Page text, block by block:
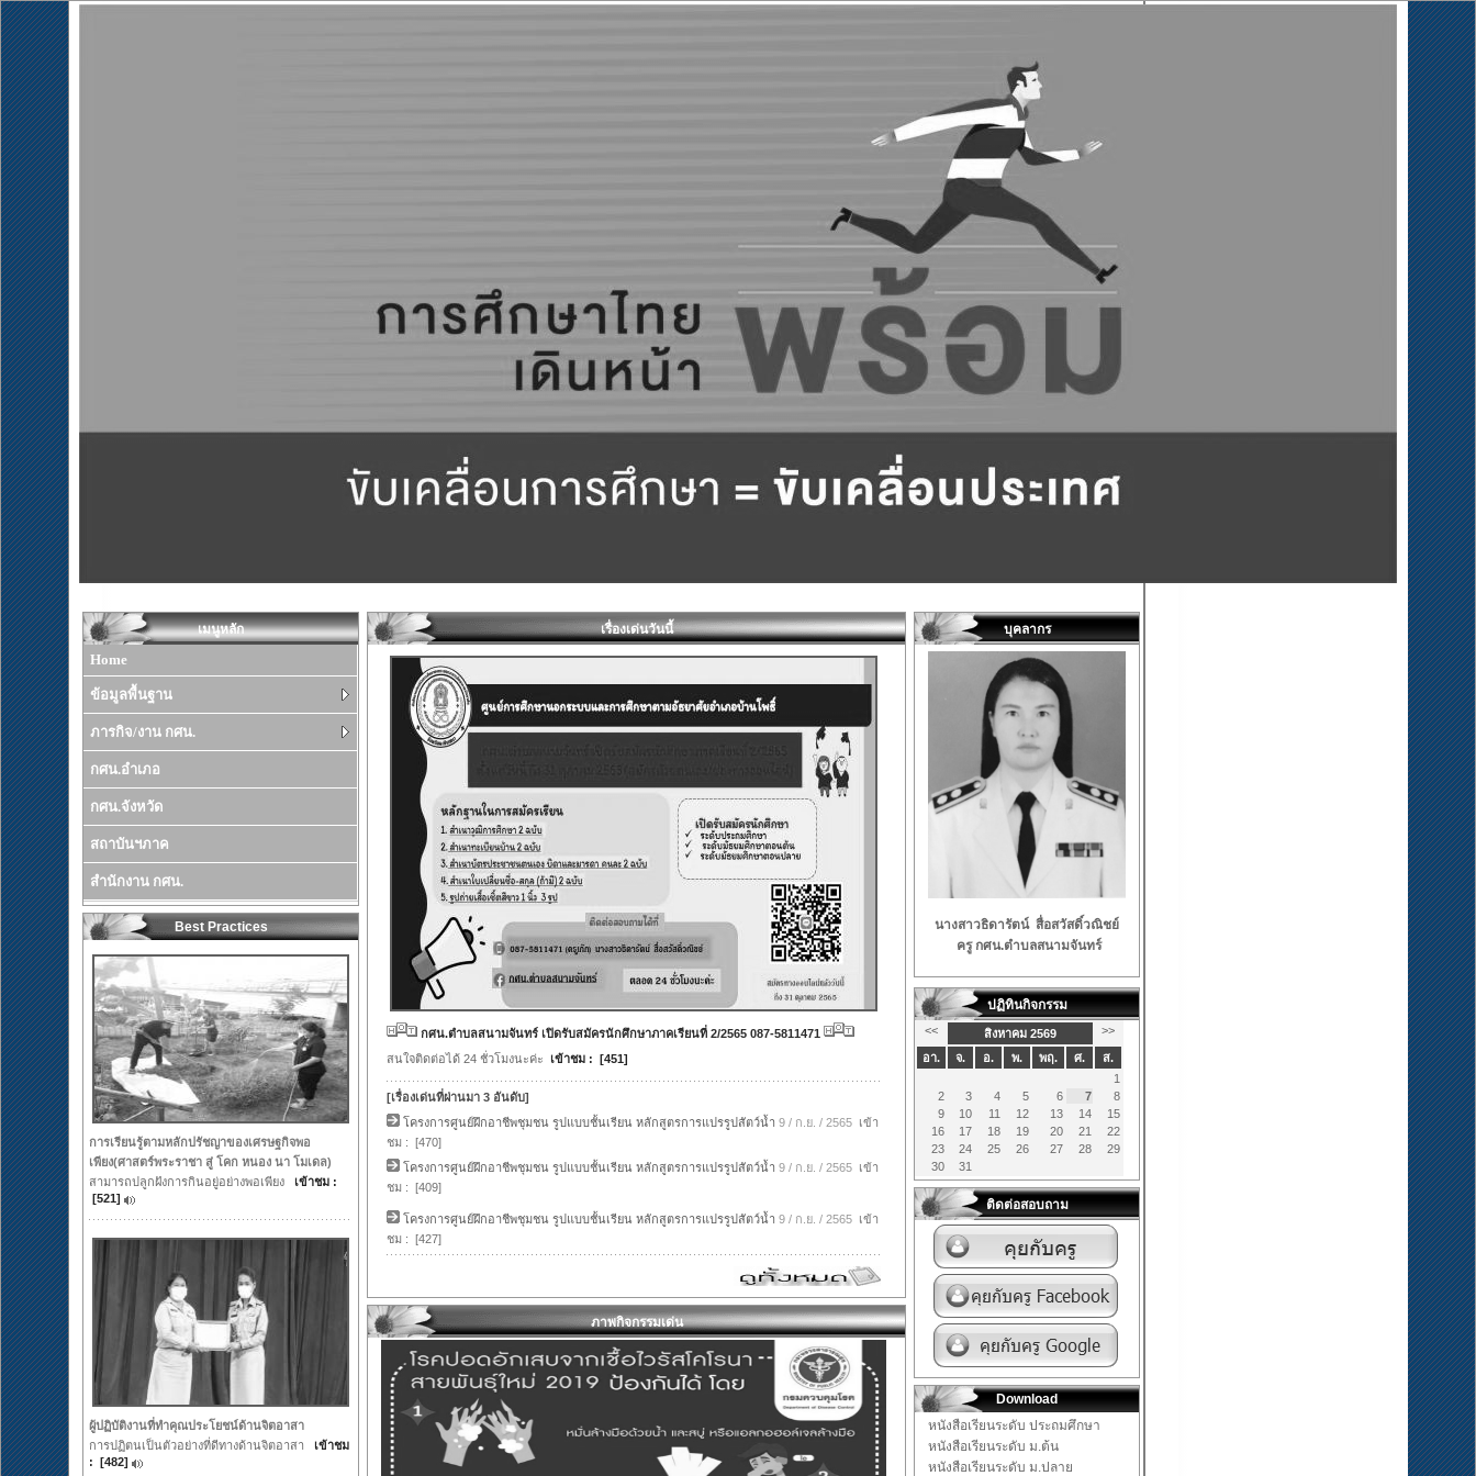
เมนูหลัก
Home
ข้อมูลพื้นฐาน
ภารกิจ/งาน กศน.
กศน.อำเภอ
กศน.จังหวัด
สถาบันฯภาค
สำนักงาน กศน.
Best Practices
การเรียนรู้ตามหลักปรัชญาของเศรษฐกิจพอ
เพียง(ศาสตร์พระราชา สู่ โคก หนอง นา โมเดล)
สามารถปลูกฝังการกินอยู่อย่างพอเพียง
เข้าชม :
[521]
ผู้ปฏิบัติงานที่ทำคุณประโยชน์ด้านจิตอาสา
การปฏิตนเป็นตัวอย่างที่ดีทางด้านจิตอาสา
เข้าชม
: [482]
เรื่องเด่นวันนี้
กศน.ตำบลสนามจันทร์ เปิดรับสมัครนักศึกษาภาคเรียนที่ 2/2565 087-5811471
สนใจติดต่อได้ 24 ชั่วโมงนะค่ะ เข้าชม : [451]
[เรื่องเด่นที่ผ่านมา 3 อันดับ]
โครงการศูนย์ฝึกอาชีพชุมชน รูปแบบชั้นเรียน หลักสูตรการแปรรูปสัตว์น้ำ 9 / ก.ย. / 2565 เข้า
ชม : [470]
โครงการศูนย์ฝึกอาชีพชุมชน รูปแบบชั้นเรียน หลักสูตรการแปรรูปสัตว์น้ำ 9 / ก.ย. / 2565 เข้า
ชม : [409]
โครงการศูนย์ฝึกอาชีพชุมชน รูปแบบชั้นเรียน หลักสูตรการแปรรูปสัตว์น้ำ 9 / ก.ย. / 2565 เข้า
ชม : [427]
ภาพกิจกรรมเด่น
บุคลากร
นางสาวธิดารัตน์ สื่อสวัสดิ์วณิชย์
ครู กศน.ตำบลสนามจันทร์
ปฏิทินกิจกรรม
<< สิงหาคม 2569 >>
อา. จ. อ. พ. พฤ. ศ.
ส.
1
2
3 4 5 6 7
8
9
10 11 12 13 14
15
16
17 18 19 20 21
22
23
24 25 26 27 28
29
30
31
ติดต่อสอบถาม
Download
หนังสือเรียนระดับ ประถมศึกษา
หนังสือเรียนระดับ ม.ต้น
หนังสือเรียนระดับ ม.ปลาย